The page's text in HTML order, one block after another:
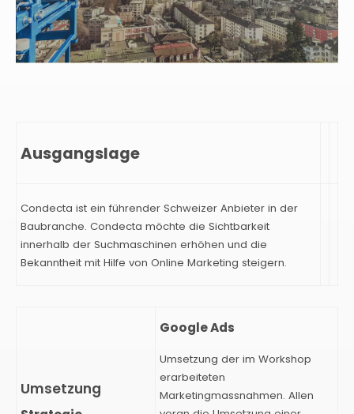
Ausgangslage
Condecta ist ein führender Schweizer Anbieter in der
Baubranche. Condecta möchte die Sichtbarkeit
innerhalb der Suchmaschinen erhöhen und die
Bekanntheit mit Hilfe von Online Marketing steigern.
Google Ads
Umsetzung der im Workshop
erarbeiteten
Marketingmassnahmen. Allen